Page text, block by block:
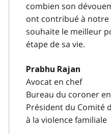
combien son
ont contribué à notre
souhaite le meilleur
étape de sa vie.
Prabhu Rajan
Avocat en chef
Bureau du coroner
Président du Comité
à la violence familiale